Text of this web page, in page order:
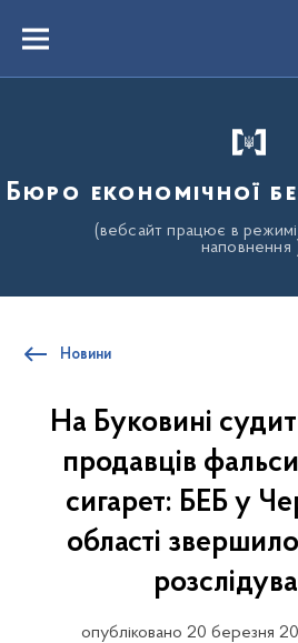
вмістуMenu
Бюро економічної
(вебсайт працює в режимі
наповнення
Новини
На Буковині
продавців
сигарет: БЕБ у
області
опубліковано 20 березня